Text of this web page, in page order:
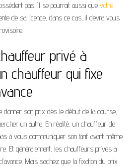
pas. Il se pourrait aussi que votre
de sa licence, dans ce cas, il devra vous
privé à
chauffeur qui fixe
donner son prix dès le début de la course,
un autre. En réalité, un chauffeur de
à vous communiquer son tarif avant même
Et généralement, les chauffeurs privés à
Mais sachez que la fixation du prix